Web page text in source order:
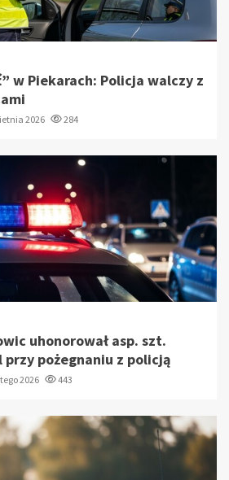
w Piekarach: Policja walczy z
2026 284
uhonorował asp. szt.
przy pożegnaniu z policją
2026 443